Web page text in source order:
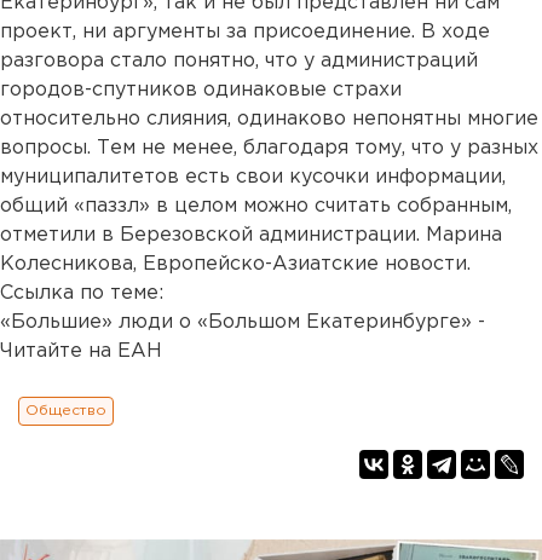
проект, ни аргументы за присоединение. В ходе
разговора стало понятно, что у администраций
городов-спутников одинаковые страхи
относительно слияния, одинаково непонятны многие
вопросы. Тем не менее, благодаря тому, что у разных
муниципалитетов есть свои кусочки информации,
общий «паззл» в целом можно считать собранным,
отметили в Березовской администрации. Марина
Колесникова, Европейско-Азиатские новости.
Ссылка по теме:
«Большие» люди о «Большом Екатеринбурге» -
Читайте на ЕАН
Общество